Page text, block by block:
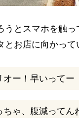
うとスマホを触っ
お店に向かって
オー！早いってー
ちゃ、腹減ってん